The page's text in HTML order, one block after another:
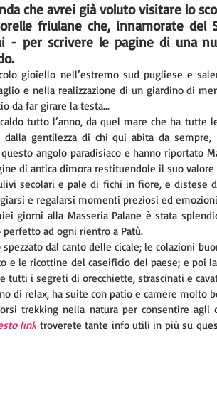
che avrei già voluto visitare lo
friulane che, innamorate del
per scrivere le pagine di una
gioiello nell’estremo sud pugliese e
e nella realizzazione di un giardino di
da far girare la testa...
tutto l’anno, da quel mare che ha tutte
gentilezza di chi qui abita da sempre,
angolo paradisiaco e hanno riportato
di antica dimora restituendole il suo valore
secolari e pale di fichi in fiore, e distese
e regalarsi momenti preziosi ed
giorni alla Masseria Palane è stata
ad ogni rientro a Patù.
dal canto delle cicale; le colazioni
e le ricottine del caseificio del paese; e poi
tutti i segreti di orecchiette, strascinati e
di relax, ha suite con patio e camere molto
trekking nella natura per consentire
link troverete tante info utili in più su